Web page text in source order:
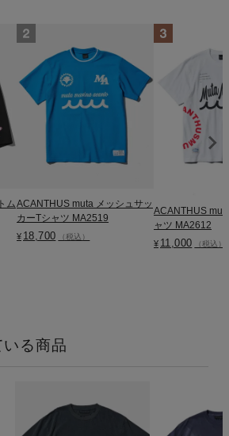
ムACANTHUS muta メッシュサッ
カーTシャツ MA2519
¥ 18,700 （税込）
ACANTHUS
ャツ MA2612
¥ 11,000 （税込）
る商品